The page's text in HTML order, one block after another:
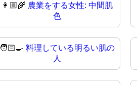
👩🏼‍🌾 農業をする女性: 中間肌
色
🧑🏻‍🍳 料理している明るい肌の
人